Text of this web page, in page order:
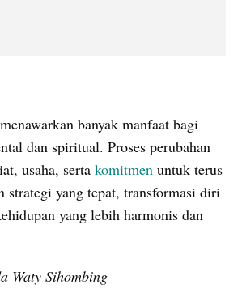
banyak manfaat bagi
dan spiritual. Proses perubahan
usaha, serta komitmen untuk terus
strategi yang tepat, transformasi diri
yang lebih harmonis dan
Waty Sihombing